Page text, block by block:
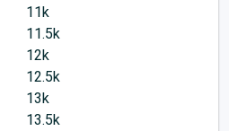
11k
11.5k
12k
12.5k
13k
13.5k